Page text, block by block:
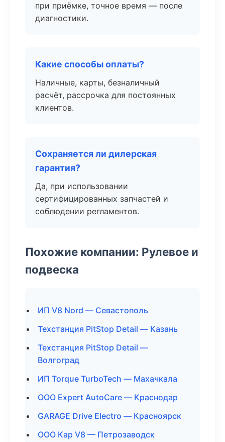
при приёмке, точное время — после
диагностики.
Какие способы оплаты?
Наличные, карты, безналичный
расчёт, рассрочка для постоянных
клиентов.
Сохраняется ли дилерская
гарантия?
Да, при использовании
сертифицированных запчастей и
соблюдении регламентов.
Похожие компании: Рулевое и
подвеска
ИП V8 Nord — Севастополь
Техстанция PitStop Detail — Казань
Техстанция PitStop Detail —
Волгоград
ИП Torque TurboTech — Махачкала
ООО Expert AutoCare — Краснодар
GARAGE Drive Electro — Красноярск
ООО Кар V8 — Петрозаводск